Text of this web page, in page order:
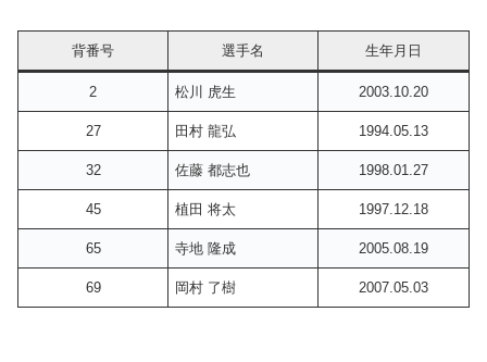
背番号 選手名 生年月日
2 松川 虎生 2003.10.20
27 田村 龍弘 1994.05.13
32 佐藤 都志也 1998.01.27
45 植田 将太 1997.12.18
65 寺地 隆成 2005.08.19
69 岡村 了樹 2007.05.03